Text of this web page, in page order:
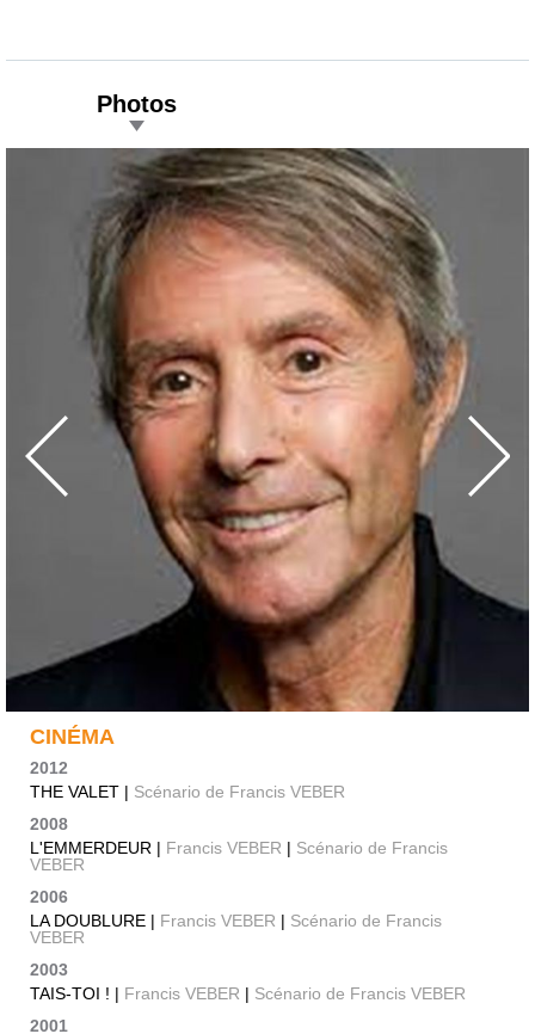
Photos
CINÉMA
2012
THE VALET | Scénario de Francis VEBER
2008
L'EMMERDEUR | Francis VEBER | Scénario de Francis
VEBER
2006
LA DOUBLURE | Francis VEBER | Scénario de Francis
VEBER
2003
TAIS-TOI ! | Francis VEBER | Scénario de Francis VEBER
2001